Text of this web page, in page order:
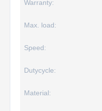
Warranty:
Max. load:
Speed:
Dutycycle:
Material: